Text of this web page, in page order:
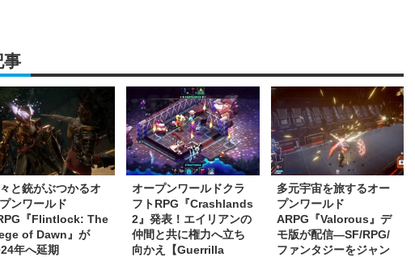
事
と銃がぶつかるオ
ンワールド
『Flintlock: The
of Dawn』が
年へ延期
オープンワールドクラ
フトRPG『Crashlands
2』発表！エイリアンの
仲間と共に権力へ立ち
向かえ【Guerrilla
多元宇宙を旅するオー
プンワールド
ARPG『Valorous』デ
モ版が配信―SF/RPG/
ファンタジーをジャン